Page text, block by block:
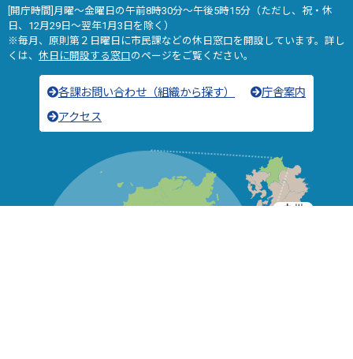
[開庁時間]月曜～金曜日の午前8時30分～午後5時15分（ただし、祝・休
日、12月29日～翌年1月3日を除く）
※毎月、原則第２日曜日に市民課などの休日窓口を開設しています。詳し
くは、 休日に開設する窓口のページをご覧ください。
各課お問い合わせ（組織から探す）
庁舎案内
アクセス